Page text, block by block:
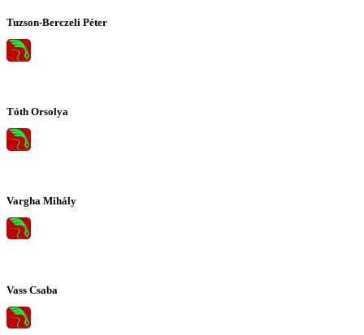
Tuzson-Berczeli Péter
Tóth Orsolya
Vargha Mihály
Vass Csaba